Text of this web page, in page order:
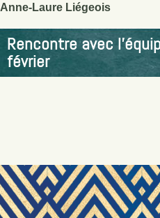
Anne-Laure Liégeois
Rencontre avec
février